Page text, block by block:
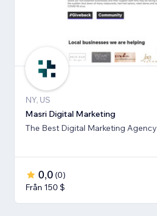
NY, US
Masri Digital Marketing
The Best Digital Marketing
0,0 (0)
Från 150 $